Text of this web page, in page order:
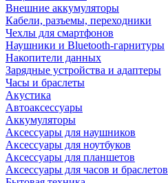
Внешние аккумуляторы
Кабели, разъемы, переходники
Чехлы для смартфонов
Наушники и Bluetooth-гарнитуры
Накопители данных
Зарядные устройства и адаптеры
Часы и браслеты
Акустика
Автоаксессуары
Аккумуляторы
Аксессуары для наушников
Аксессуары для ноутбуков
Аксессуары для планшетов
Аксессуары для часов и браслетов